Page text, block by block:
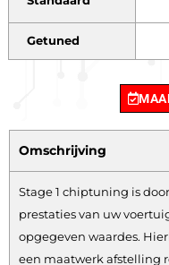
Getuned
Omschrijving
Stage 1 chiptuning is
prestaties van uw
opgegeven waardes.
een maatwerk afstelling